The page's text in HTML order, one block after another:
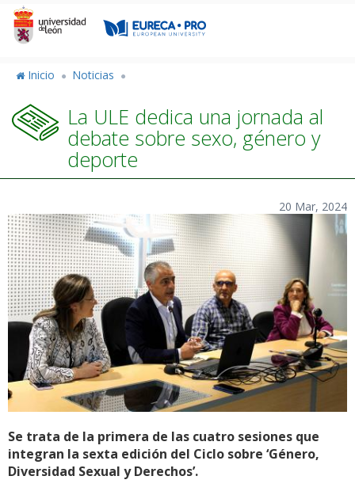
Pasar
contenido
Inicio
Noticias
La ULE dedica una jornada al
debate sobre sexo, género y
deporte
20 Mar, 2024
Se trata de la primera de las cuatro sesiones que
integran la sexta edición del Ciclo sobre ‘Género,
Diversidad Sexual y Derechos’.